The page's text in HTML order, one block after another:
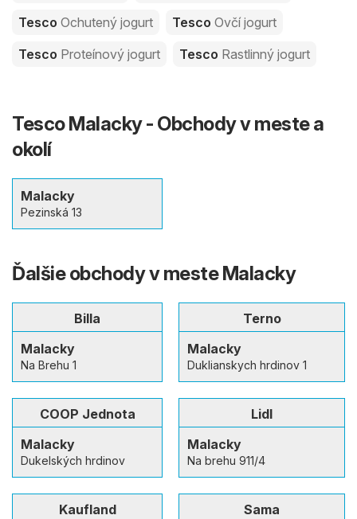
Tesco Ochutený jogurt Tesco Ovčí jogurt
Tesco Proteínový jogurt Tesco Rastlinný jogurt
Tesco Malacky - Obchody v meste a
okolí
Malacky
Pezinská 13
Ďalšie obchody v meste Malacky
Billa
Malacky
Na Brehu 1
Terno
Malacky
Duklianskych hrdinov 1
COOP Jednota
Malacky
Dukelských hrdinov
Lidl
Malacky
Na brehu 911/4
Kaufland
Sama